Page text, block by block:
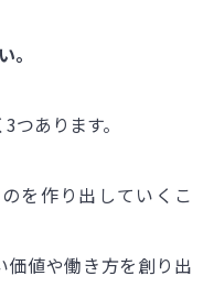
。
つあります。
を作り出していくこ
値や働き方を創り出